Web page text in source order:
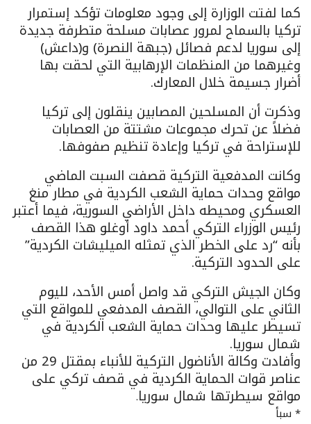
كما لفتت الوزارة إلى وجود معلومات تؤكد إستمرار
تركيا بالسماح لمرور عصابات مسلحة متطرفة جديدة
إلى سوريا لدعم فصائل (جبهة النصرة) و(داعش)
وغيرهما من المنظمات الإرهابية التي لحقت بها
أضرار جسيمة خلال المعارك.
وذكرت أن المسلحين المصابين ينقلون إلى تركيا
فضلاً عن تحرك مجموعات مشتتة من العصابات
للإستراحة في تركيا وإعادة تنظيم صفوفها.
وكانت المدفعية التركية قصفت السبت الماضي
مواقع وحدات حماية الشعب الكردية في مطار منغ
العسكري ومحيطه داخل الأراضي السورية، فيما أعتبر
رئيس الوزراء التركي أحمد داود أوغلو هذا القصف
بأنه “رد على الخطر الذي تمثله الميليشات الكردية”
على الحدود التركية.
وكان الجيش التركي قد واصل أمس الأحد، لليوم
الثاني على التوالي، القصف المدفعي للمواقع التي
تسيطر عليها وحدات حماية الشعب الكردية في
شمال سوريا.
وأفادت وكالة الأناضول التركية للأنباء بمقتل 29 من
عناصر قوات الحماية الكردية في قصف تركي على
مواقع سيطرتها شمال سوريا.
* سبأ